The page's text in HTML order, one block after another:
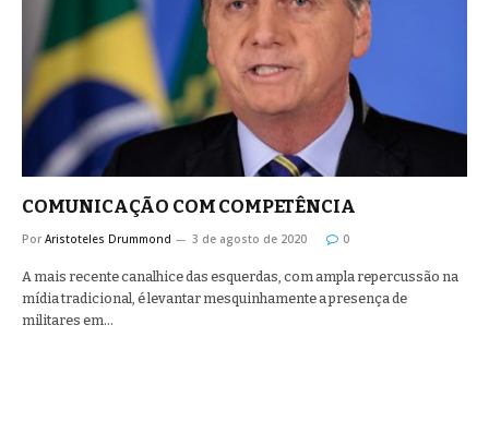
COMUNICAÇÃO COM COMPETÊNCIA
Por Aristoteles Drummond 3 de agosto de 2020 0
A mais recente canalhice das esquerdas, com ampla repercussão na
mídia tradicional, é levantar mesquinhamente a presença de
militares em…